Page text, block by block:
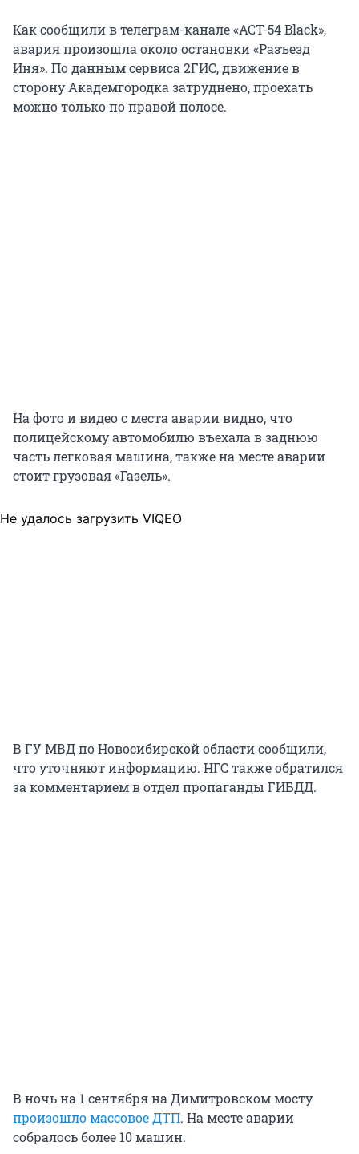
Как сообщили в телеграм-канале «АСТ-54 Black»,
авария произошла около остановки «Разъезд
Иня». По данным сервиса 2ГИС, движение в
сторону Академгородка затруднено, проехать
можно только по правой полосе.
На фото и видео с места аварии видно, что
полицейскому автомобилю въехала в заднюю
часть легковая машина, также на месте аварии
стоит грузовая «Газель».
Не удалось загрузить VIQEO
В ГУ МВД по Новосибирской области сообщили,
что уточняют информацию. НГС также обратился
за комментарием в отдел пропаганды ГИБДД.
В ночь на 1 сентября на Димитровском мосту
произошло массовое ДТП. На месте аварии
собралось более 10 машин.